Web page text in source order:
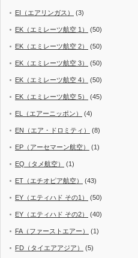
EI（エアリンガス） (3)
EK（エミレーツ航空 1） (50)
EK（エミレーツ航空 2） (50)
EK（エミレーツ航空 3） (50)
EK（エミレーツ航空 4） (50)
EK（エミレーツ航空 5） (45)
EL（エアーニッポン） (4)
EN（エア・ドロミティ） (8)
EP（アーセマーン航空） (1)
EQ（タメ航空） (1)
ET（エチオピア航空） (43)
EY（エティハド その1） (50)
EY（エティハド その2） (40)
FA（ファーストエアー） (1)
FD（タイエアアジア） (5)